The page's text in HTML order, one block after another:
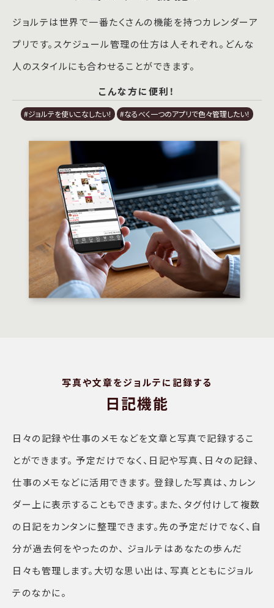
ジョルテは世界で一番たくさんの機能を持つカレンダーア
プリです。スケジュール管理の仕方は人それぞれ。どんな
人のスタイルにも合わせることができます。
こんな方に便利！
#ジョルテを使いこなしたい！ #なるべく一つのアプリで色々管理したい！
写真や文章をジョルテに記録する
日記機能
日々の記録や仕事のメモなどを文章と写真で記録するこ
とができます。 予定だけでなく、日記や写真、日々の記録、
仕事のメモなどに活用できます。 登録した写真は、カレン
ダー上に表示することもできます。また、タグ付けして複数
の日記をカンタンに整理できます。先の予定だけでなく、自
分が過去何をやったのか、 ジョルテはあなたの歩んだ
日々も管理します。大切な思い出は、写真とともにジョル
テのなかに。